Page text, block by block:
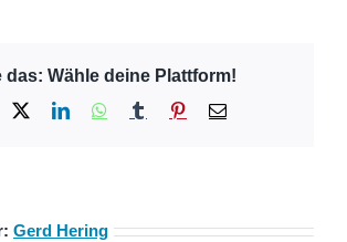
das: Wähle deine Plattform!
LinkedInWhatsApp
Tumblr Pinterest
E-
Gerd Hering